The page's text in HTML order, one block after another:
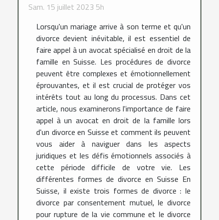
Sam. 15 juillet 2023 5h
Lorsqu'un mariage arrive à son terme et qu'un
divorce devient inévitable, il est essentiel de
faire appel à un avocat spécialisé en droit de la
famille en Suisse. Les procédures de divorce
peuvent être complexes et émotionnellement
éprouvantes, et il est crucial de protéger vos
intérêts tout au long du processus. Dans cet
article, nous examinerons l'importance de faire
appel à un avocat en droit de la famille lors
d'un divorce en Suisse et comment ils peuvent
vous aider à naviguer dans les aspects
juridiques et les défis émotionnels associés à
cette période difficile de votre vie. Les
différentes formes de divorce en Suisse En
Suisse, il existe trois formes de divorce : le
divorce par consentement mutuel, le divorce
pour rupture de la vie commune et le divorce